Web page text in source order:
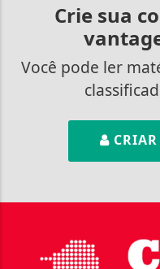
Crie sua
Você pode ler
CRIAR